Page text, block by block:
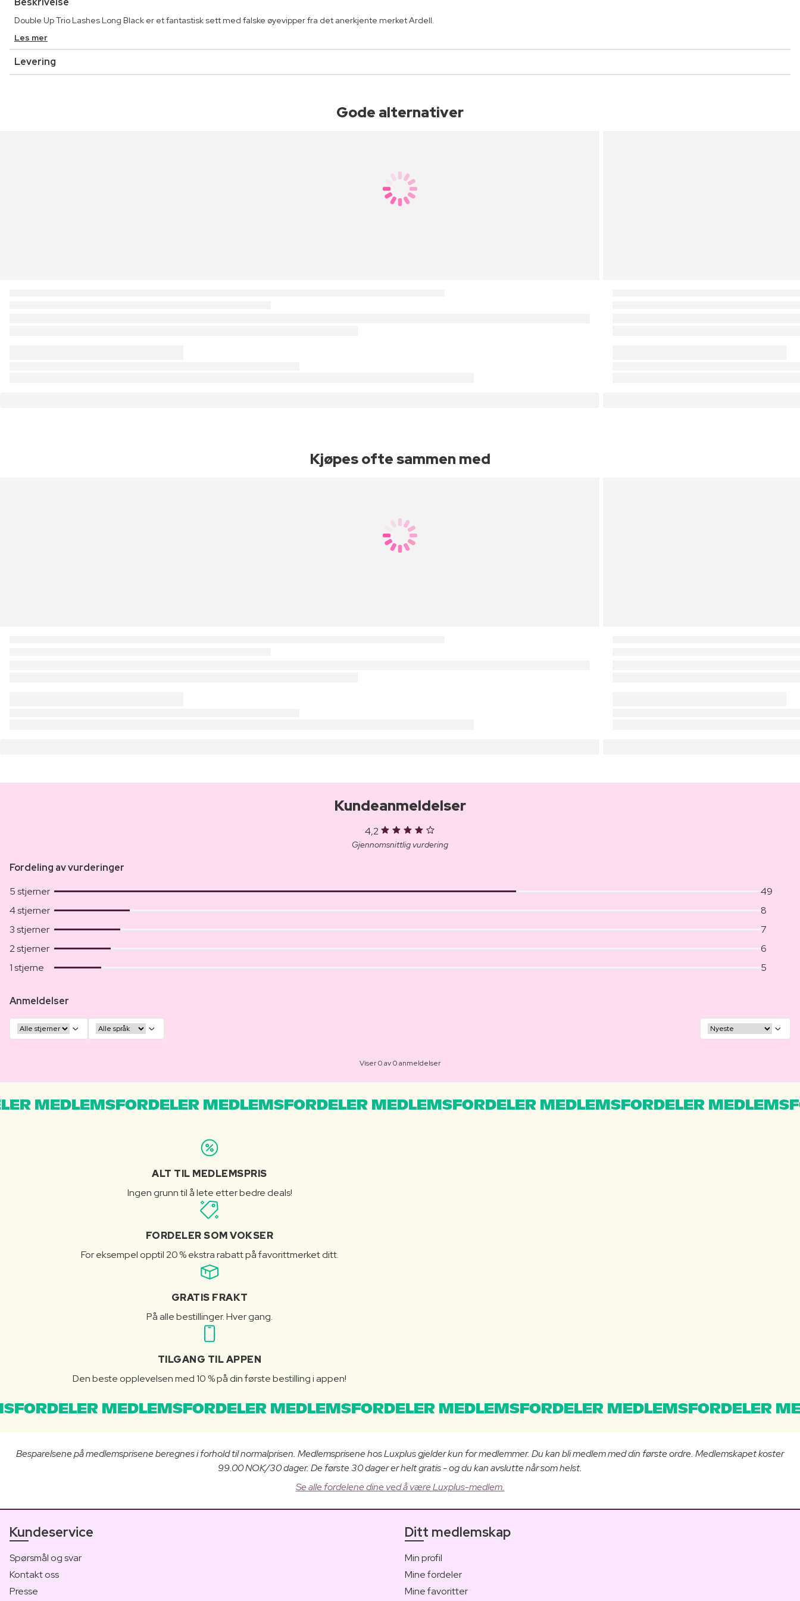
Double Up Trio Lashes Long Black er et fantastisk sett med falske øyevipper fra det anerkjente merket Ardell.
Les mer
Levering
Gode alternativer
Kjøpes ofte sammen med
Kundeanmeldelser
4,2
Gjennomsnittlig vurdering
Fordeling av vurderinger
5 stjerner
49
4 stjerner
8
3 stjerner
7
2 stjerner
6
1 stjerne
5
Anmeldelser
Viser 0 av 0 anmeldelser
MEDLEMSFORDELER MEDLEMSFORDELER MEDLEMSFORDELER MEDLEMSFORDELER
ALT TIL MEDLEMSPRIS
Ingen grunn til å lete etter bedre deals!
FORDELER SOM VOKSER
For eksempel opptil 20 % ekstra rabatt på favorittmerket ditt.
GRATIS FRAKT
På alle bestillinger. Hver gang.
TILGANG TIL APPEN
Den beste opplevelsen med 10 % på din første bestilling i appen!
MEDLEMSFORDELER MEDLEMSFORDELER MEDLEMSFORDELER MEDLEMSFORDELER
Besparelsene på medlemsprisene beregnes i forhold til normalprisen. Medlemsprisene hos Luxplus gjelder kun for medlemmer. Du kan bli medlem med din første ordre. Medlemskapet koster
99.00 NOK/30 dager. De første 30 dager er helt gratis - og du kan avslutte når som helst.
Se alle fordelene dine ved å være Luxplus-medlem.
Kundeservice
Spørsmål og svar
Kontakt oss
Presse
Ditt medlemskap
Min profil
Mine fordeler
Mine favoritter